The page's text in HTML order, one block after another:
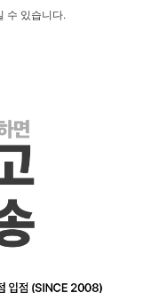
수 있습니다.